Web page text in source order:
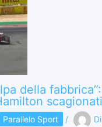
della fabbrica”:
scagionati
Parallelo Sport / Di